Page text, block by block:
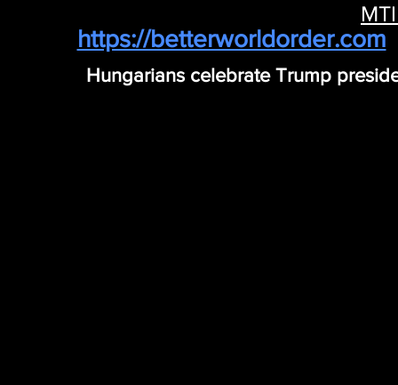
https://betterworldorder.com
Hungarians celebrate Trump